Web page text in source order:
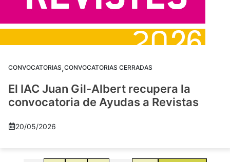
CONVOCATORIAS,CONVOCATORIAS CERRADAS
El IAC Juan Gil-Albert recupera la
convocatoria de Ayudas a Revistas
20/05/2026